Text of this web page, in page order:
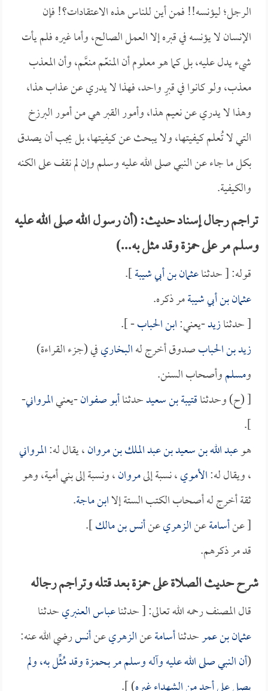
الرجل؛ ليؤنسه!! فمن أين للناس هذه الاعتقادات؟! فإن
الإنسان لا يؤنسه في قبره إلا العمل الصالح، وأما غيره فلم يأت
شيء يدل عليه، بل كما هو معلوم أن المنعّم منعَّم، وأن المعذب
معذب، ولو كانوا في قبرٍ واحد، فهذا لا يدري عن عذاب هذا،
وهذا لا يدري عن نعيم هذا، وأمور القبر هي من أمور البرزخ
التي لا تُعلم كيفيتها، ولا يبحث عن كيفيتها، بل يجب أن يصدق
بكل ما جاء عن النبي صلى الله عليه وسلم وإن لم نقف على الكنه
والكيفية.
تراجم رجال إسناد حديث: (أن رسول الله صلى الله عليه
وسلم مر على حمزة وقد مثل به...)
قوله: [ حدثناعثمان بن أبي شيبة].
عثمان بن أبي شيبةمر ذكره.
[ حدثنازيد-يعني:ابن الحباب- ].
زيد بن الحبابصدوق أخرج لهالبخاريفي (جزء القراءة)
ومسلموأصحاب السنن.
[ (ح) وحدثناقتيبة بن سعيدحدثناأبو صفوان-يعنيالمرواني-
].
هوعبد الله بن سعيد بن عبد الملك بن مروان، يقال له:المرواني
، ويقال له:الأموي، نسبة إلىمروان، ونسبة إلى بني أمية، وهو
ثقة أخرج له أصحاب الكتب الستة إلاابن ماجة.
[ عنأسامةعنالزهريعنأنس بن مالك].
قد مر ذكرهم.
شرح حديث الصلاة على حمزة بعد قتله وتراجم رجاله
قال المصنف رحمه الله تعالى: [ حدثناعباس العنبريحدثنا
عثمان بن عمرحدثناأسامةعنالزهريعنأنسرضي الله عنه:
(أن النبي صلى الله عليه وآله وسلم مر بـحمزةوقد مُثِّل به، ولم